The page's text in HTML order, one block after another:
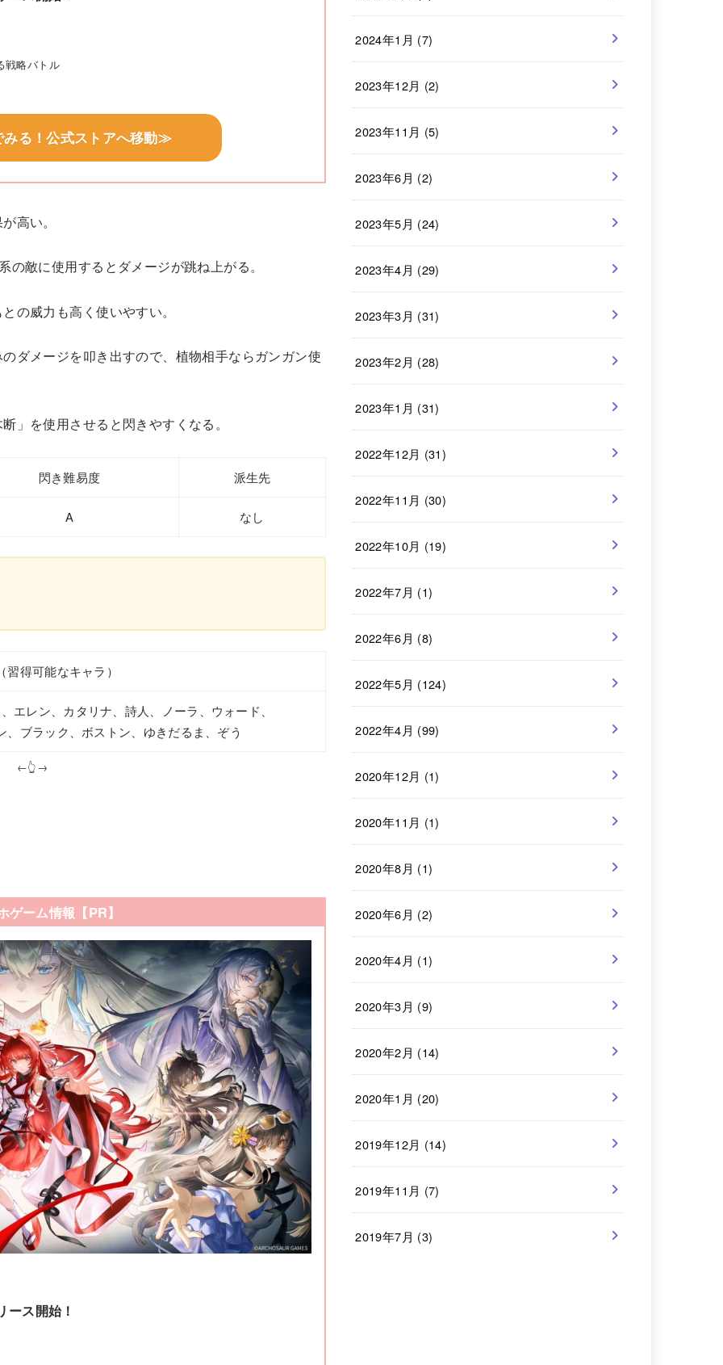
戦略バトル
みる！公式ストアへ移動≫
高い。
敵に使用するとダメージが跳ね上がる。
の威力も高く使いやすい。
ダメージを叩き出すので、植物相手ならガンガン使
」を使用させると閃きやすくなる。
閃き難易度 派生先
A なし
習得可能なキャラ）
エレン、カタリナ、詩人、ノーラ、ウォード、
ブラック、ボストン、ゆきだるま、ぞう
←👆→
ゲーム情報【PR】
ス開始！
2024年1月 (7)
2023年12月 (2)
2023年11月 (5)
2023年6月 (2)
2023年5月 (24)
2023年4月 (29)
2023年3月 (31)
2023年2月 (28)
2023年1月 (31)
2022年12月 (31)
2022年11月 (30)
2022年10月 (19)
2022年7月 (1)
2022年6月 (8)
2022年5月 (124)
2022年4月 (99)
2020年12月 (1)
2020年11月 (1)
2020年8月 (1)
2020年6月 (2)
2020年4月 (1)
2020年3月 (9)
2020年2月 (14)
2020年1月 (20)
2019年12月 (14)
2019年11月 (7)
2019年7月 (3)